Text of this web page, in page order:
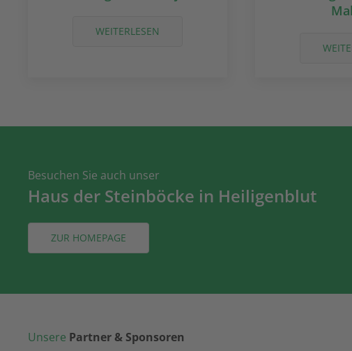
WEITERLESEN
Besuchen Sie auch unser
Haus der Steinböcke in Heiligenblut
ZUR HOMEPAGE
Unsere Partner & Sponsoren